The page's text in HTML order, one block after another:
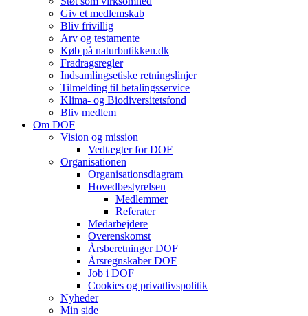
Giv et medlemskab
Bliv frivillig
Arv og testamente
Køb på naturbutikken.dk
Fradragsregler
Indsamlingsetiske retningslinjer
Tilmelding til betalingsservice
Klima- og Biodiversitetsfond
Bliv medlem
Om DOF
Vision og mission
Vedtægter for DOF
Organisationen
Organisationsdiagram
Hovedbestyrelsen
Medlemmer
Referater
Medarbejdere
Overenskomst
Årsberetninger DOF
Årsregnskaber DOF
Job i DOF
Cookies og privatlivspolitik
Nyheder
Min side